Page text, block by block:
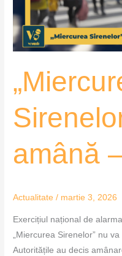
amână
Actualitate / martie 3, 2026
Exercițiul național de
„Miercurea Sirenelor” nu
Autoritățile au decis